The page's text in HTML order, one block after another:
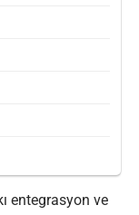
entegrasyon ve